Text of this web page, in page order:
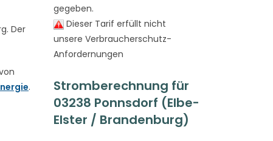
Der
.
gegeben.
Dieser Tarif erfüllt nicht
unsere Verbraucherschutz-
Anfordernungen
Stromberechnung für
03238 Ponnsdorf (Elbe-
Elster / Brandenburg)